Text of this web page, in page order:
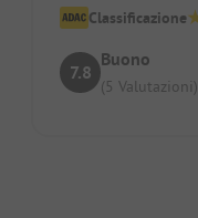
Classificazione
7.8
Buono
(5 Valutazioni)